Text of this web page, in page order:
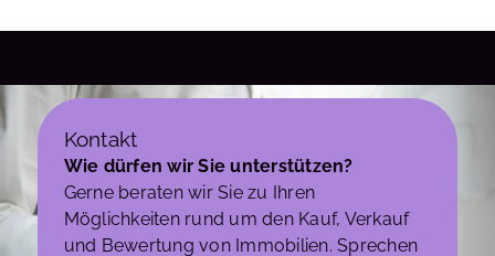
Kontakt
Wie dürfen wir Sie unterstützen?
Gerne beraten wir Sie zu Ihren
Möglichkeiten rund um den Kauf, Verkauf
und Bewertung von Immobilien. Sprechen